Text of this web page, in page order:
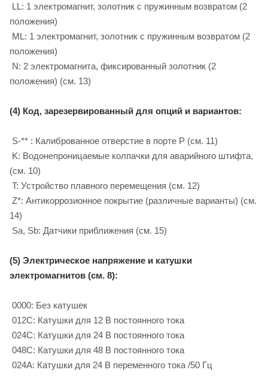
LL: 1 электромагнит, золотник с пружинным возвратом (2
положения)
ML: 1 электромагнит, золотник с пружинным возвратом (2
положения)
N: 2 электромагнита, фиксированный золотник (2
положения) (см. 13)
(4) Код, зарезервированный для опций и вариантов:
S-** : Калиброванное отверстие в порте P (см. 11)
K: Водонепроницаемые колпачки для аварийного штифта,
(см. 10)
T: Устройство плавного перемещения (см. 12)
Z*: Антикоррозионное покрытие (различные варианты) (см.
14)
Sa, Sb: Датчики приближения (см. 15)
(5) Электрическое напряжение и катушки
электромагнитов (см. 8):
0000: Без катушек
012C: Катушки для 12 B постоянного тока
024C: Катушки для 24 B постоянного тока
048C: Катушки для 48 B постоянного тока
024A: Катушки для 24 B переменного тока /50 Гц